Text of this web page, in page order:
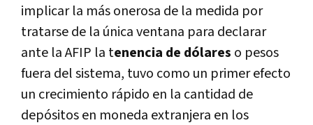
implicar la más onerosa de la medida por
tratarse de la única ventana para declarar
ante la AFIP la tenencia de dólares o pesos
fuera del sistema, tuvo como un primer efecto
un crecimiento rápido en la cantidad de
depósitos en moneda extranjera en los